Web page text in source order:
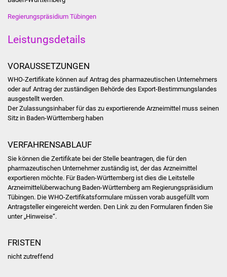
Dienstleistungen
Bürgerinfos
Bildung
Schulen
Regierungspräsidium Tübingen
Leistungsdetails
VORAUSSETZUNGEN
WHO-Zertifikate können auf Antrag des pharmazeutischen Unternehmers
oder auf Antrag der zuständigen Behörde des Export-Bestimmungslandes
ausgestellt werden.
Der Zulassungsinhaber für das zu exportierende Arzneimittel muss seinen
Sitz in Baden-Württemberg haben
VERFAHRENSABLAUF
Sie können die Zertifikate bei derStelle beantragen, die für den
pharmazeutischen Unternehmer zuständig ist, der das Arzneimittel
exportieren möchte. Für Baden-Württemberg ist dies die Leitstelle
Arzneimittelüberwachung Baden-Württemberg am Regierungspräsidium
Tübingen. Die WHO-Zertifikatsformulare müssen vorab ausgefüllt vom
Antragsteller eingereicht werden. Den Link zu den Formularen finden Sie
unter „Hinweise“.
FRISTEN
nicht zutreffend